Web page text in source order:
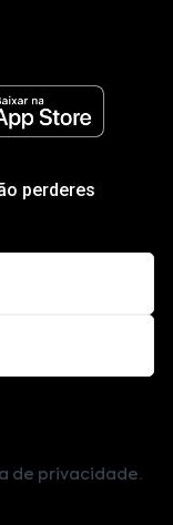
perderes
de privacidade.